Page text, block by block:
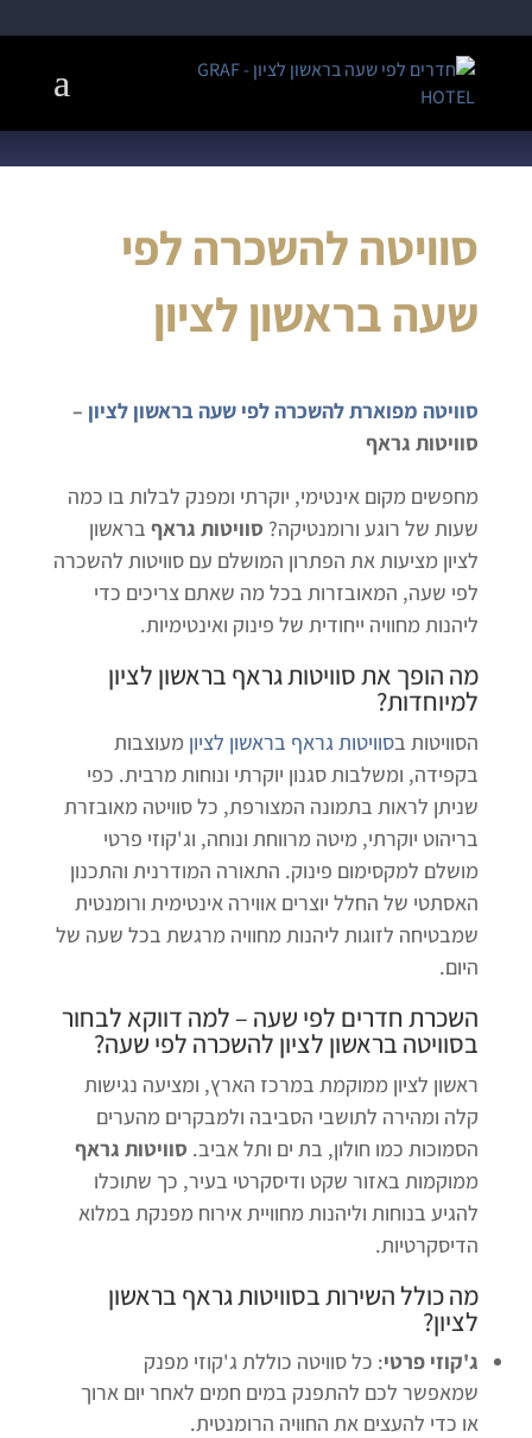
סוויטה להשכרה לפי
שעה בראשון לציון
סוויטה מפוארת להשכרה לפי שעה בראשון לציון –
סוויטות גראף
מחפשים מקום אינטימי, יוקרתי ומפנק לבלות בו כמה
שעות של רוגע ורומנטיקה? סוויטות גראףבראשון
לציון מציעות את הפתרון המושלם עם סוויטות להשכרה
לפי שעה, המאובזרות בכל מה שאתם צריכים כדי
ליהנות מחוויה ייחודית של פינוק ואינטימיות.
מה הופך אתסוויטות גראף בראשון לציון
למיוחדות?
הסוויטות בסוויטות גראף בראשון לציון מעוצבות
בקפידה, ומשלבות סגנון יוקרתי ונוחות מרבית. כפי
שניתן לראות בתמונה המצורפת, כל סוויטה מאובזרת
בריהוט יוקרתי, מיטה מרווחת ונוחה, וג'קוזי פרטי
מושלם למקסימום פינוק. התאורה המודרנית והתכנון
האסתטי של החלל יוצרים אווירה אינטימית ורומנטית
שמבטיחה לזוגות ליהנות מחוויה מרגשת בכל שעה של
היום.
השכרת חדרים לפי שעה – למה דווקא לבחור
בסוויטה בראשון לציון להשכרה לפי שעה?
ראשון לציון ממוקמת במרכז הארץ, ומציעה נגישות
קלה ומהירה לתושבי הסביבה ולמבקרים מהערים
הסמוכות כמו חולון, בת ים ותל אביב. סוויטות גראף
ממוקמות באזור שקט ודיסקרטי בעיר, כך שתוכלו
להגיע בנוחות וליהנות מחוויית אירוח מפנקת במלוא
הדיסקרטיות.
מה כולל השירות בסוויטות גראף בראשון
לציון?
ג'קוזי פרטי: כל סוויטה כוללת ג'קוזי מפנק
שמאפשר לכם להתפנק במים חמים לאחר יום ארוך
או כדי להעצים את החוויה הרומנטית.